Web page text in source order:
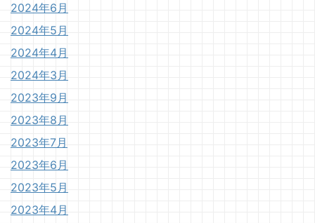
2024年6月
2024年5月
2024年4月
2024年3月
2023年9月
2023年8月
2023年7月
2023年6月
2023年5月
2023年4月